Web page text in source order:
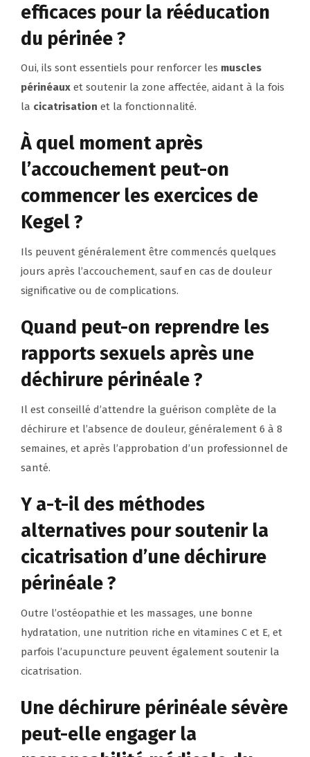
efficaces pour la rééducation
du périnée ?
Oui, ils sont essentiels pour renforcer les muscles
périnéaux et soutenir la zone affectée, aidant à la fois
la cicatrisation et la fonctionnalité.
À quel moment après
l’accouchement peut-on
commencer les exercices de
Kegel ?
Ils peuvent généralement être commencés quelques
jours après l’accouchement, sauf en cas de douleur
significative ou de complications.
Quand peut-on reprendre les
rapports sexuels après une
déchirure périnéale ?
Il est conseillé d’attendre la guérison complète de la
déchirure et l’absence de douleur, généralement 6 à 8
semaines, et après l’approbation d’un professionnel de
santé.
Y a-t-il des méthodes
alternatives pour soutenir la
cicatrisation d’une déchirure
périnéale ?
Outre l’ostéopathie et les massages, une bonne
hydratation, une nutrition riche en vitamines C et E, et
parfois l’acupuncture peuvent également soutenir la
cicatrisation.
Une déchirure périnéale sévère
peut-elle engager la